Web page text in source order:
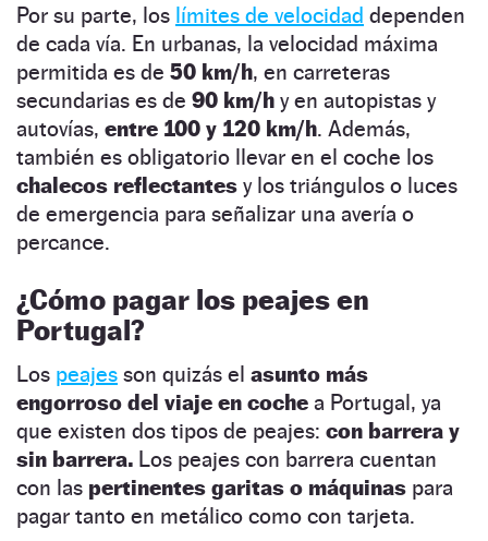
Por su parte, los límites de velocidad dependen
de cada vía. En urbanas, la velocidad máxima
permitida es de 50 km/h, en carreteras
secundarias es de 90 km/h y en autopistas y
autovías, entre 100 y 120 km/h. Además,
también es obligatorio llevar en el coche los
chalecos reflectantes y los triángulos o luces
de emergencia para señalizar una avería o
percance.
¿Cómo pagar los peajes en
Portugal?
Los peajes son quizás el asunto más
engorroso del viaje en coche a Portugal, ya
que existen dos tipos de peajes: con barrera y
sin barrera. Los peajes con barrera cuentan
con las pertinentes garitas o máquinas para
pagar tanto en metálico como con tarjeta.